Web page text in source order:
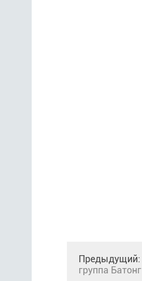
Предыдущий:
группа Батонг